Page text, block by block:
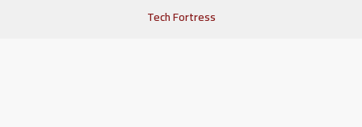
Tech Fortress